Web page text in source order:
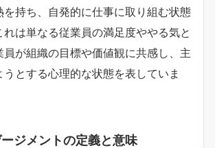
を持ち、自発的に仕事に取り組む状態
れは単なる従業員の満足度ややる気と
員が組織の目標や価値観に共感し、主
とする心理的な状態を表していま
ジメントの定義と意味